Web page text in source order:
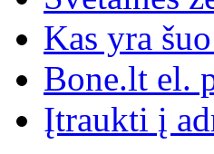
Kas yra
Bone.lt el.
Įtraukti į